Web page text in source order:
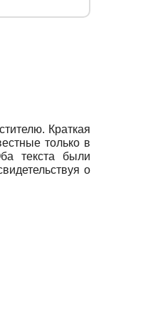
Краткая
только в
текста были
о